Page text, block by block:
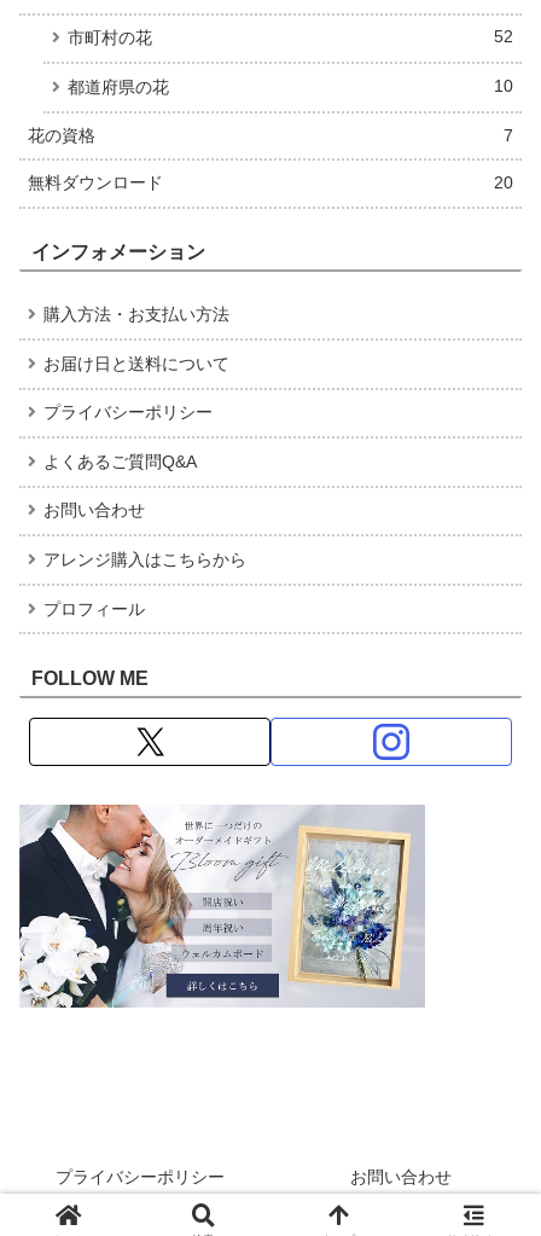
市町村の花 52
都道府県の花 10
花の資格 7
無料ダウンロード 20
インフォメーション
購入方法・お支払い方法
お届け日と送料について
プライバシーポリシー
よくあるご質問Q&A
お問い合わせ
アレンジ購入はこちらから
プロフィール
FOLLOW ME
プライバシーポリシー お問い合わせ
© 2017-2026 アトリエはなこ.